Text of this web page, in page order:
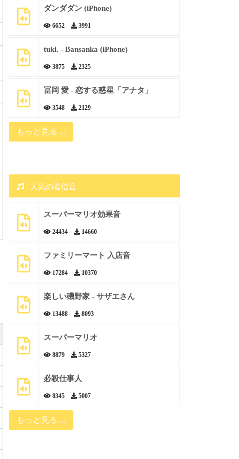
ダンダダン (iPhone)
6652 3991
tuki. - Bansanka (iPhone)
3875 2325
冨岡 愛 - 恋する惑星「アナタ」
3548 2129
もっと見る ...
人気の着信音
スーパーマリオ効果音
24434 14660
ファミリーマート 入店音
17284 10370
楽しい磯野家 - サザエさん
13488 8093
スーパーマリオ
8879 5327
必殺仕事人
8345 5007
もっと見る ...